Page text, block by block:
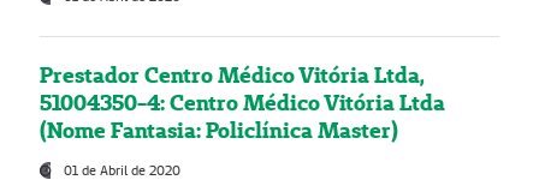
Prestador Centro Médico Vitória Ltda,
51004350-4: Centro Médico Vitória Ltda
(Nome Fantasia: Policlínica Master)
01 de Abril de 2020